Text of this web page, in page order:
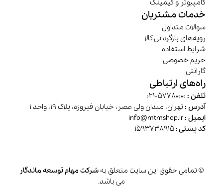
کامپیوتر و گیمینگ
خدمات مشتریان
سوالات متداول
رویه‌های بازگردانی کالا
شرایط استفاده
حریم خصوصی
گارانتی
راه‌های ارتباطی
تلفن :
آدرس :تهران، میدان ولی عصر، خیابان فیروزه، پلاک 19، واحد 1
ایمیل :
کد پستی :
© تمامی حقوق این سایت متعلق به شرکت مهام توسعه ماندگار
می باشد.